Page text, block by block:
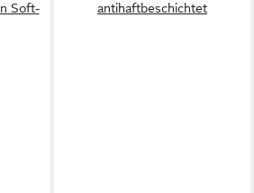
Soft-
antihaftbeschichtet